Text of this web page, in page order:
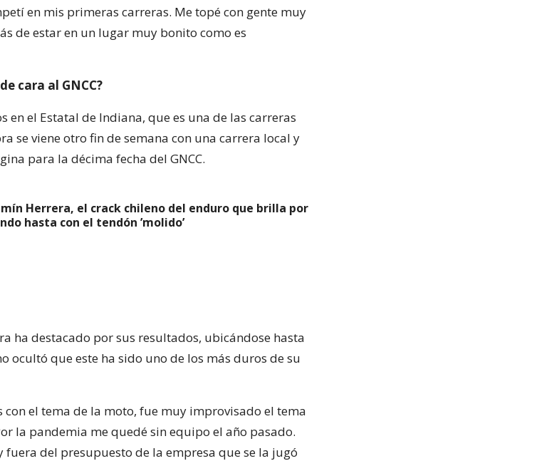
en mis primeras carreras. Me topé con gente muy
de estar en un lugar muy bonito como es
cara al GNCC?
en el Estatal de Indiana, que es una de las carreras
se viene otro fin de semana con una carrera local y
para la décima fecha del GNCC.
Herrera, el crack chileno del enduro que brilla por
hasta con el tendón ’molido’
ha destacado por sus resultados, ubicándose hasta
ocultó que este ha sido uno de los más duros de su
con el tema de la moto, fue muy improvisado el tema
la pandemia me quedé sin equipo el año pasado.
del presupuesto de la empresa que se la jugó